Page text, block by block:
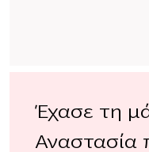
Έχασε τη
Αναστασία